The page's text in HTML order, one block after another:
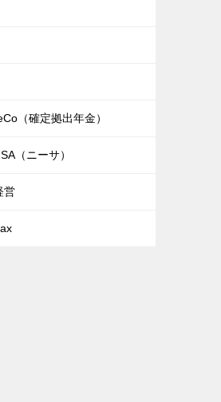
（確定拠出年金）
（ニーサ）
営